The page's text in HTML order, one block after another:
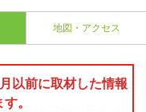
地図・アクセス
以前に取材した情報
。